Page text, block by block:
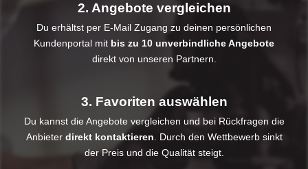
2. Angebote vergleichen
Du erhältst per E-Mail Zugang zu deinen persönlichen
Kundenportal mit bis zu 10 unverbindliche Angebote
direkt von unseren Partnern.
3. Favoriten auswählen
Du kannst die Angebote vergleichen und bei Rückfragen die
Anbieter direkt kontaktieren . Durch den Wettbewerb sinkt
der Preis und die Qualität steigt.​